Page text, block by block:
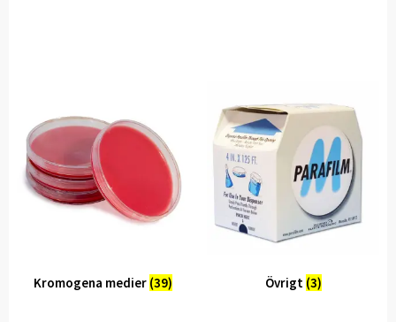
Kromogena medier (39) Övrigt (3)